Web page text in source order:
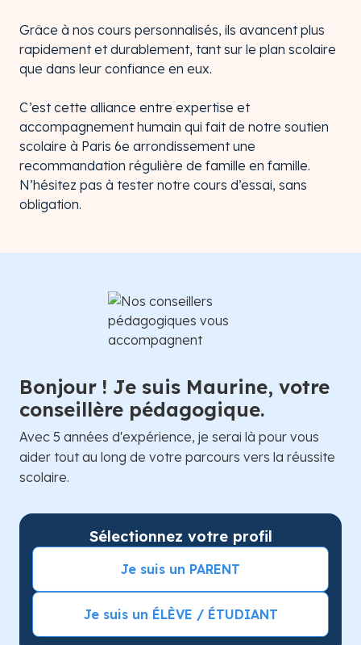
Grâce à nos cours personnalisés, ils avancent plus
rapidement et durablement, tant sur le plan scolaire
que dans leur confiance en eux.
C’est cette alliance entre expertise et
accompagnement humain qui fait de notre soutien
scolaire à Paris 6e arrondissement une
recommandation régulière de famille en famille.
N’hésitez pas à tester notre cours d’essai, sans
obligation.
Bonjour ! Je suis Maurine, votre
conseillère pédagogique.
Avec 5 années d'expérience, je serai là pour vous
aider tout au long de votre parcours vers la réussite
scolaire.
Sélectionnez votre profil
Je suis un PARENT
Je suis un ÉLÈVE / ÉTUDIANT